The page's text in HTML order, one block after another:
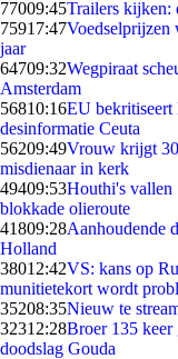
77009:45Trailers kijken:
75917:47Voedselprijzen
jaar
64709:32Wegpiraat
Amsterdam
56810:16EU bekritiseert
desinformatie Ceuta
56209:49Vrouw krijgt
misdienaar in kerk
49409:53Houthi's vallen
blokkade olieroute
41809:28Aanhoudende
Holland
38012:42VS: kans op
munitietekort wordt
35208:35Nieuw te
32312:28Broer 135 keer
doodslag Gouda